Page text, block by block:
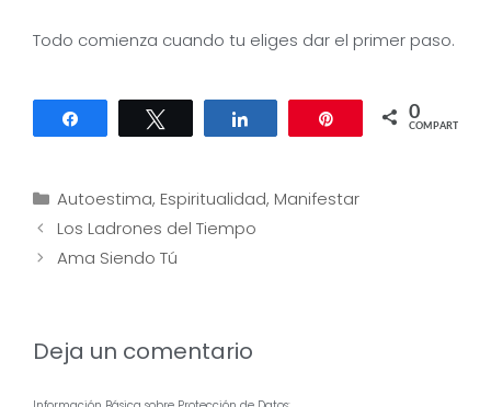
Todo comienza cuando tu eliges dar el primer paso.
Compartir Twittear Compartir 0
COMPARTIR
Categorías
Autoestima, Espiritualidad, Manifestar
Navegación
de
entradas
Los Ladrones del Tiempo
Ama Siendo Tú
Deja un comentario